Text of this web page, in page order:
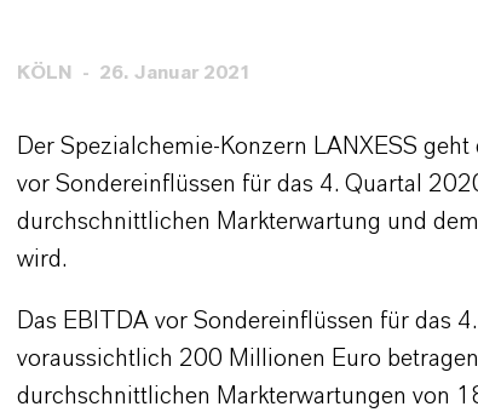
KÖLN 26. Januar 2021
Der Spezialchemie-Konzern LANXESS
vor Sondereinflüssen für das 4. Quartal
durchschnittlichen Markterwartung und
wird.
Das EBITDA vor Sondereinflüssen für das
voraussichtlich 200 Millionen Euro
durchschnittlichen Markterwartungen von